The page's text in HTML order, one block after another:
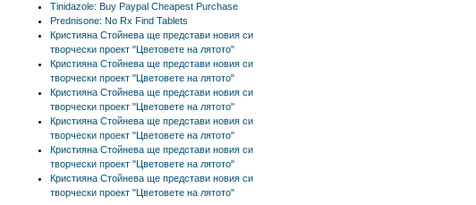
Tinidazole: Buy Paypal Cheapest Purchase
Prednisone: No Rx Find Tablets
Кристияна Стойнева ще представи новия си
творчески проект "Цветовете на лятото"
Кристияна Стойнева ще представи новия си
творчески проект "Цветовете на лятото"
Кристияна Стойнева ще представи новия си
творчески проект "Цветовете на лятото"
Кристияна Стойнева ще представи новия си
творчески проект "Цветовете на лятото"
Кристияна Стойнева ще представи новия си
творчески проект "Цветовете на лятото"
Кристияна Стойнева ще представи новия си
творчески проект "Цветовете на лятото"